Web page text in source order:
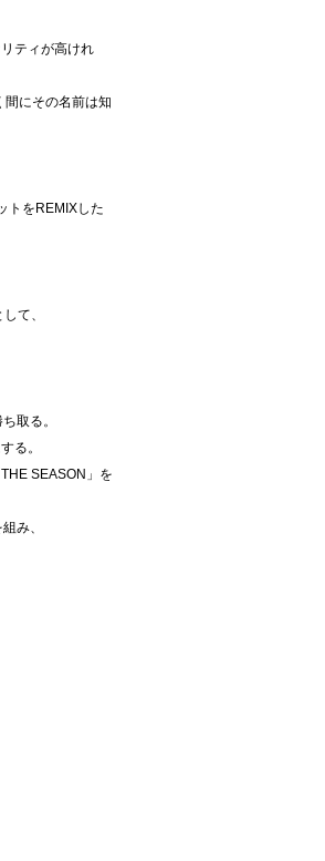
ティが高けれ
間にその名前は知
トをREMIXした
て、
取る。
る。
SEASON」を
み、